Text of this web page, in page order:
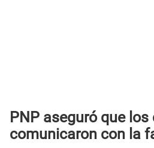
PNP aseguró que
comunicaron con la